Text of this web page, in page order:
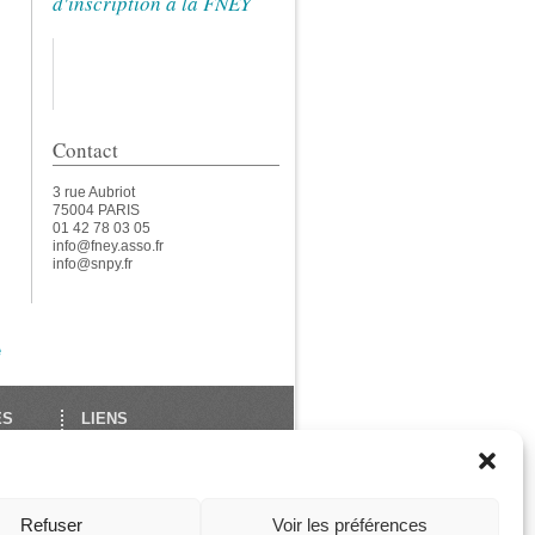
Refuser Voir les préférences
Contact
3 rue Aubriot
75004 PARIS
01 42 78 03 05
info@fney.asso.fr
info@snpy.fr
LIENS
Les Assises de La FNEY